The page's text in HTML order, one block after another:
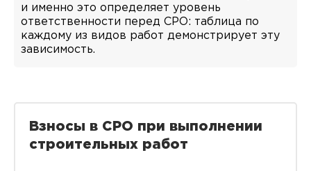
и именно это определяет уровень
ответственности перед СРО: таблица по
каждому из видов работ демонстрирует эту
зависимость.
Взносы в СРО при выполнении
строительных работ